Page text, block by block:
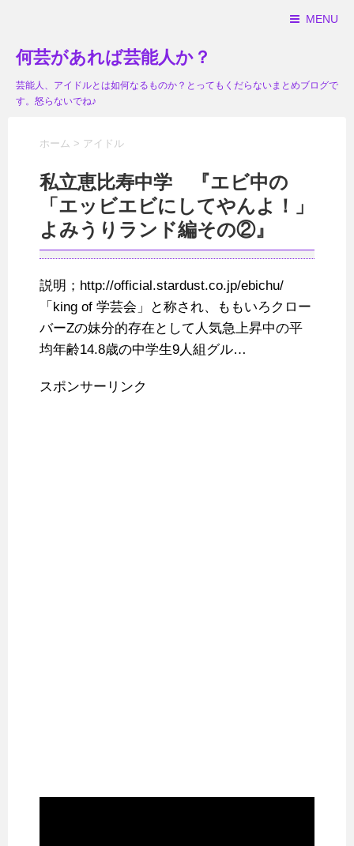
MENU
何芸があれば芸能人か？
芸能人、アイドルとは如何なるものか？とってもくだらないまとめブログで
す。怒らないでね♪
ホーム > アイドル
私立恵比寿中学 『エビ中の
「エッビエビにしてやんよ！」
よみうりランド編その②』
説明；http://official.stardust.co.jp/ebichu/
「king of 学芸会」と称され、ももいろクロー
バーZの妹分的存在として人気急上昇中の平
均年齢14.8歳の中学生9人組グル…
スポンサーリンク